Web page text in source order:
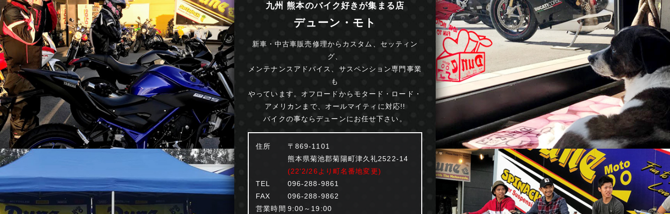
九州 熊本のバイク好きが集まる店
デューン・モト
新車・中古車販売修理からカスタム、セッティン
グ、
メンテナンスアドバイス、サスペンション専門事業
も
やっています。オフロードからモタード・ロード・
アメリカンまで、オールマイティに対応!!
バイクの事ならデューンにお任せ下さい。
住所
〒869-1101
熊本県菊池郡菊陽町津久礼2522-14
(22'2/26より町名番地変更)
TEL
096-288-9861
FAX
096-288-9862
営業時間 9:00～19:00